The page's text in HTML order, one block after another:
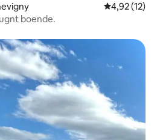
4,92 av 5 i
4,92 (12)
boende.